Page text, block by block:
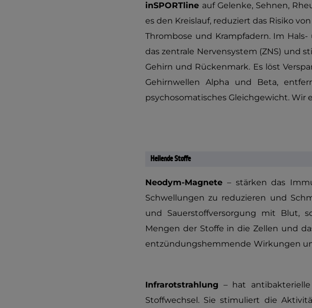
inSPORTline auf Gelenke, Sehnen,
es den Kreislauf, reduziert das Risiko
Thrombose und Krampfadern. Im
das zentrale Nervensystem (ZNS) und
Gehirn und Rückenmark. Es löst
Gehirnwellen Alpha und Beta,
psychosomatisches Gleichgewicht.
Heilende Stoffe
Neodym-Magnete– stärken das
Schwellungen zu reduzieren und
und Sauerstoffversorgung mit Blut,
Mengen der Stoffe in die Zellen und
entzündungshemmende Wirkungen
Infrarotstrahlung– hat
Stoffwechsel. Sie stimuliert die